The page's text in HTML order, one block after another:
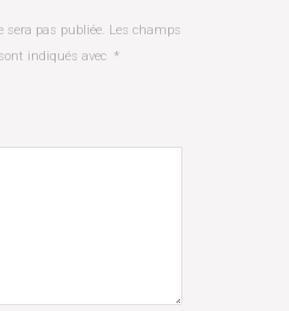
sera pas publiée. Les champs
indiqués avec *